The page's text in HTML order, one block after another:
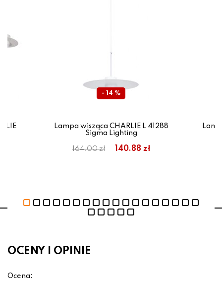
- 14 %
Lampa wisząca CHARLIE L 41288
Sigma Lighting
164.00 zł 140.88 zł
OCENY I OPINIE
Ocena: